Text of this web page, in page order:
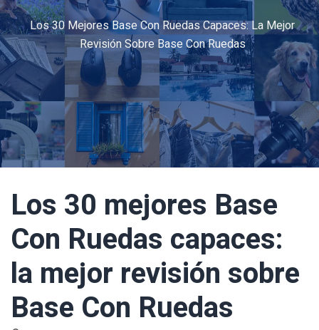
Los 30 Mejores Base Con Ruedas Capaces: La Mejor
Revisión Sobre Base Con Ruedas
Los 30 mejores Base
Con Ruedas capaces:
la mejor revisión sobre
Base Con Ruedas